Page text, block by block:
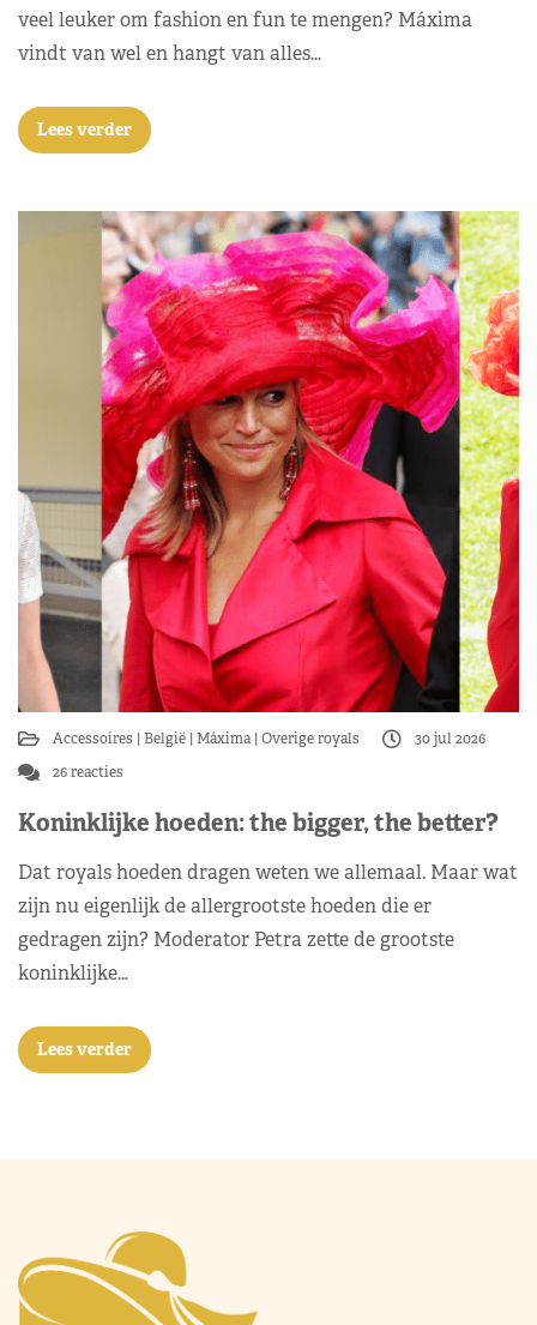
veel leuker om fashion en fun te mengen? Máxima
vindt van wel en hangt van alles…
Lees verder
Accessoires België Máxima Overige royals
30 jul 2026
26 reacties
Koninklijke hoeden: the bigger, the better?
Dat royals hoeden dragen weten we allemaal. Maar wat
zijn nu eigenlijk de allergrootste hoeden die er
gedragen zijn? Moderator Petra zette de grootste
koninklijke…
Lees verder